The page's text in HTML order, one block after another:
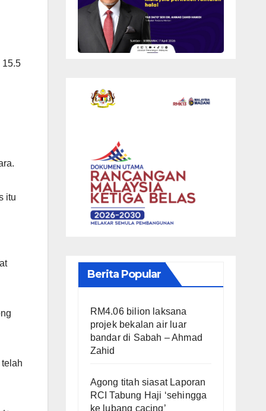
15.5
itu
Berita Popular
RM4.06 bilion laksana
projek bekalan air luar
bandar di Sabah – Ahmad
Zahid
Agong titah siasat Laporan
RCI Tabung Haji ‘sehingga
ke lubang cacing’